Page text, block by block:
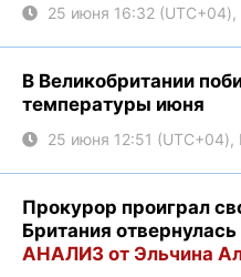
25 июня 16:32
В Великобритании
температуры июня
25 июня 12:51
Прокурор проиграл
Британия
АНАЛИЗ от Эльчина